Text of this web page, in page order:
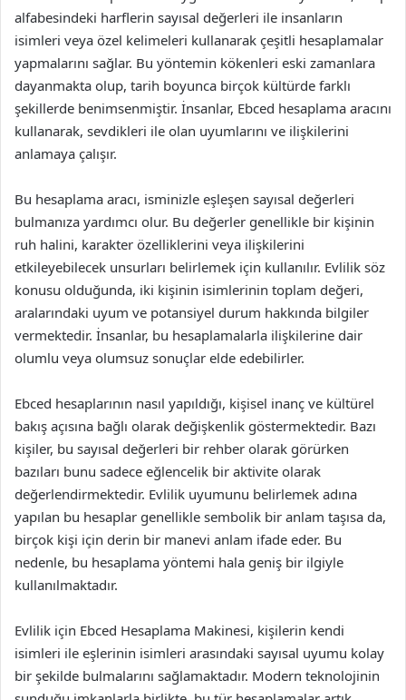
alfabesindeki harflerin sayısal değerleri ile insanların
isimleri veya özel kelimeleri kullanarak çeşitli hesaplamalar
yapmalarını sağlar. Bu yöntemin kökenleri eski zamanlara
dayanmakta olup, tarih boyunca birçok kültürde farklı
şekillerde benimsenmiştir. İnsanlar, Ebced hesaplama aracını
kullanarak, sevdikleri ile olan uyumlarını ve ilişkilerini
anlamaya çalışır.
Bu hesaplama aracı, isminizle eşleşen sayısal değerleri
bulmanıza yardımcı olur. Bu değerler genellikle bir kişinin
ruh halini, karakter özelliklerini veya ilişkilerini
etkileyebilecek unsurları belirlemek için kullanılır. Evlilik söz
konusu olduğunda, iki kişinin isimlerinin toplam değeri,
aralarındaki uyum ve potansiyel durum hakkında bilgiler
vermektedir. İnsanlar, bu hesaplamalarla ilişkilerine dair
olumlu veya olumsuz sonuçlar elde edebilirler.
Ebced hesaplarının nasıl yapıldığı, kişisel inanç ve kültürel
bakış açısına bağlı olarak değişkenlik göstermektedir. Bazı
kişiler, bu sayısal değerleri bir rehber olarak görürken
bazıları bunu sadece eğlencelik bir aktivite olarak
değerlendirmektedir. Evlilik uyumunu belirlemek adına
yapılan bu hesaplar genellikle sembolik bir anlam taşısa da,
birçok kişi için derin bir manevi anlam ifade eder. Bu
nedenle, bu hesaplama yöntemi hala geniş bir ilgiyle
kullanılmaktadır.
Evlilik için Ebced Hesaplama Makinesi, kişilerin kendi
isimleri ile eşlerinin isimleri arasındaki sayısal uyumu kolay
bir şekilde bulmalarını sağlamaktadır. Modern teknolojinin